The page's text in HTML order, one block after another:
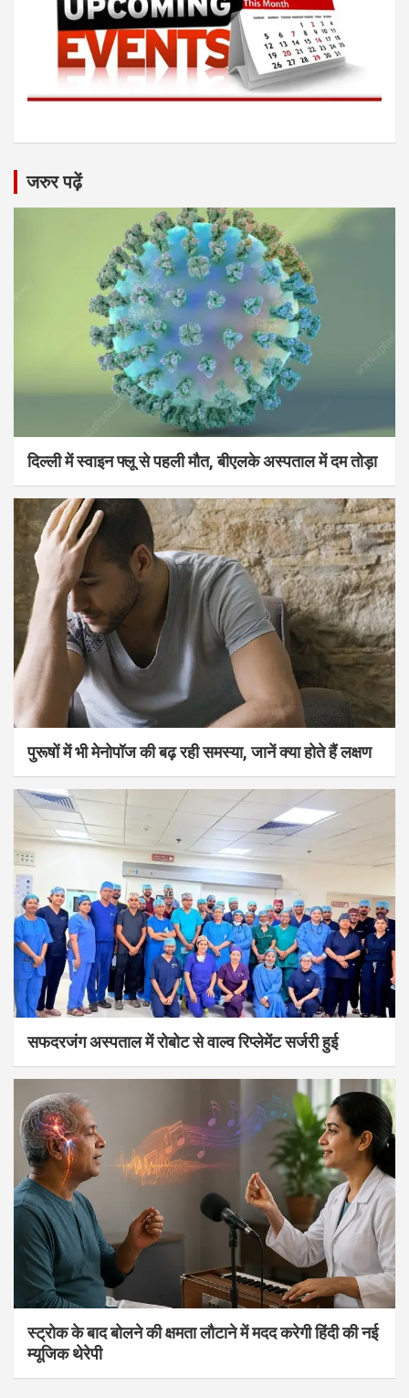
जरुर पढ़ें
दिल्ली में स्वाइन फ्लू से पहली मौत, बीएलके अस्पताल में दम तोड़ा
पुरूषों में भी मेनोपॉज की बढ़ रही समस्या, जानें क्या होते हैं लक्षण
सफदरजंग अस्पताल में रोबोट से वाल्व रिप्लेमेंट सर्जरी हुई
स्ट्रोक के बाद बोलने की क्षमता लौटाने में मदद करेगी हिंदी की नई
म्यूजिक थेरेपी